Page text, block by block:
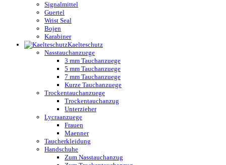
Signalmittel
Guertel
Wrist Seal
Bojen
Karabiner
Kaelteschutz
Nasstauchanzuege
3 mm Tauchanzuege
5 mm Tauchanzuege
7 mm Tauchanzuege
Kurze Tauchanzuege
Trockentauchanzuege
Trockentauchanzug
Unterzieher
Lycraanzuege
Frauen
Maenner
Taucherkleidung
Handschuhe
Zum Nasstauchanzug